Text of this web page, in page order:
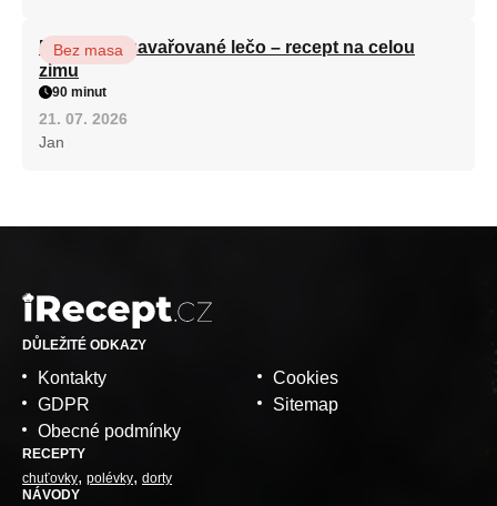
Babiččino zavařované lečo – recept na celou
zimu
Bez masa
90 minut
21. 07. 2026
Jan
DŮLEŽITÉ ODKAZY
Kontakty
GDPR
Obecné podmínky
Cookies
Sitemap
RECEPTY
chuťovky polévky dorty
NÁVODY